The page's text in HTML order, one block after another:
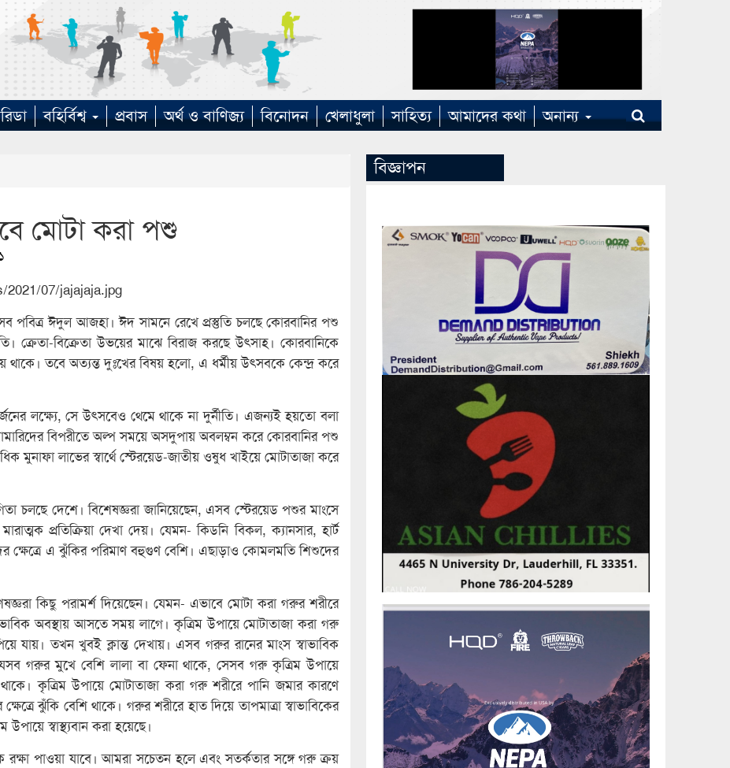
বহির্বিশ্ব প্রবাস অর্থ ও বাণিজ্য বিনোদন খেলাধুলা সাহিত্য আমাদের কথা অনান্য
মোটা করা পশু
পবিত্র ঈদুল আজহা। ঈদ সামনে রেখে প্রস্তুতি চলছে কোরবানির পশু
ক্রেতা-বিক্রেতা উভয়ের মাঝে বিরাজ করছে উৎসাহ। কোরবানিকে
থাকে। তবে অত্যন্ত দুঃখের বিষয় হলো, এ ধর্মীয় উৎসবকে কেন্দ্র করে
লক্ষ্যে, সে উৎসবেও থেমে থাকে না দুর্নীতি। এজন্যই হয়তো বলা
বিপরীতে অল্প সময়ে অসদুপায় অবলম্বন করে কোরবানির পশু
মুনাফা লাভের স্বার্থে স্টেরয়েড-জাতীয় ওষুধ খাইয়ে মোটাতাজা করে
চলছে দেশে। বিশেষজ্ঞরা জানিয়েছেন, এসব স্টেরয়েড পশুর মাংসে
প্রতিক্রিয়া দেখা দেয়। যেমন- কিডনি বিকল, ক্যানসার, হার্ট
ক্ষেত্রে এ ঝুঁকির পরিমাণ বহুগুণ বেশি। এছাড়াও কোমলমতি শিশুদের
কিছু পরামর্শ দিয়েছেন। যেমন- এভাবে মোটা করা গরুর শরীরে
অবস্থায় আসতে সময় লাগে। কৃত্রিম উপায়ে মোটাতাজা করা গরু
যায়। তখন খুবই ক্লান্ত দেখায়। এসব গরুর রানের মাংস স্বাভাবিক
গরুর মুখে বেশি লালা বা ফেনা থাকে, সেসব গরু কৃত্রিম উপায়ে
কৃত্রিম উপায়ে মোটাতাজা করা গরু শরীরে পানি জমার কারণে
ঝুঁকি বেশি থাকে। গরুর শরীরে হাত দিয়ে তাপমাত্রা স্বাভাবিকের
স্বাস্থ্যবান করা হয়েছে।
পাওয়া যাবে। আমরা সচেতন হলে এবং সতর্কতার সঙ্গে গরু ক্রয়
বিজ্ঞাপন